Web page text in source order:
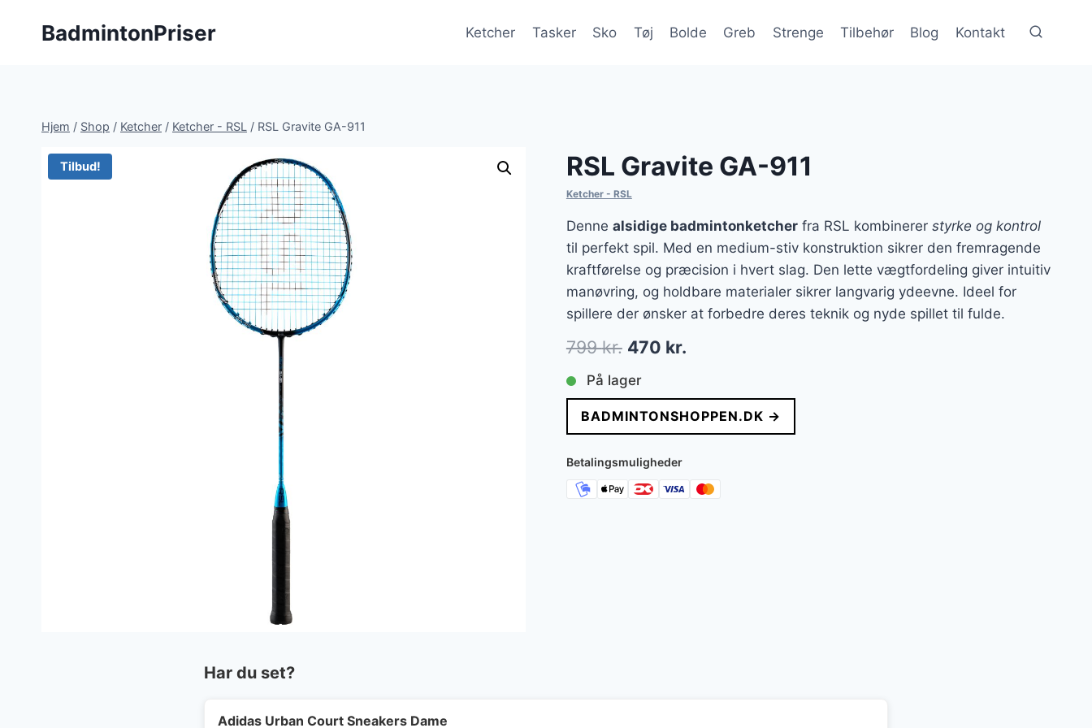
BadmintonPriser Ketcher Tasker Sko Tøj Bolde Greb Strenge Tilbehør Blog Kontakt
Hjem / Shop / Ketcher / Ketcher - RSL / RSL Gravite GA-911
Tilbud! RSL Gravite GA-911
Ketcher - RSL
Denne alsidige badmintonketcherfra RSL kombinerer styrke og kontrol
til perfekt spil. Med en medium-stiv konstruktion sikrer den fremragende
kraftførelse og præcision i hvert slag. Den lette vægtfordeling giver intuitiv
manøvring, og holdbare materialer sikrer langvarig ydeevne. Ideel for
spillere der ønsker at forbedre deres teknik og nyde spillet til fulde.
799kr. Den
oprindelige
pris
var:
799 kr..
470 kr.Den
pris
er:
På lager
BADMINTONSHOPPEN.DK →
Betalingsmuligheder
Har du set?
Adidas Urban Court Sneakers Dame